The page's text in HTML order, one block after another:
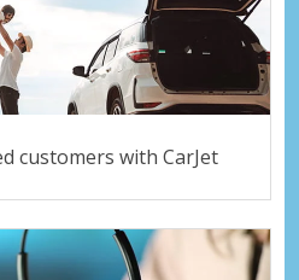
customers with CarJet